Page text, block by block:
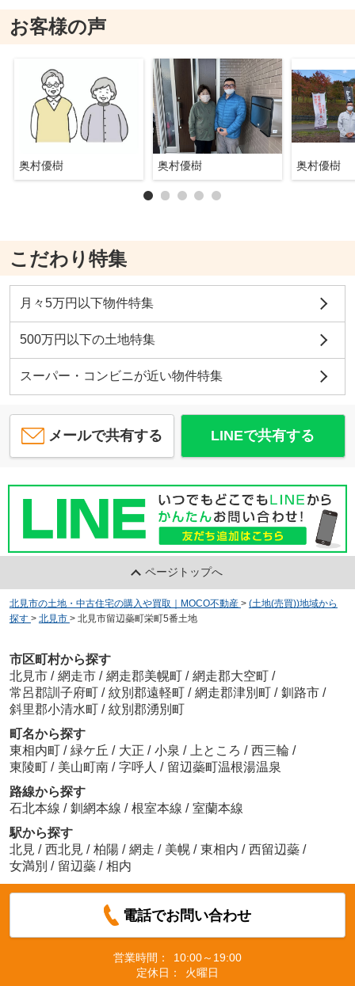
お客様の声
奥村優樹 奥村優樹 奥村優樹
こだわり特集
月々5万円以下物件特集
500万円以下の土地特集
スーパー・コンビニが近い物件特集
メールで共有する LINEで共有する
ページトップへ
北見市の土地・中古住宅の購入や買取｜MOCO不動産 > (土地(売買))地域から
探す > 北見市 > 北見市留辺蘂町栄町5番土地
市区町村から探す
北見市 / 網走市 / 網走郡美幌町 / 網走郡大空町 /
常呂郡訓子府町 / 紋別郡遠軽町 / 網走郡津別町 / 釧路市 /
斜里郡小清水町 / 紋別郡湧別町
町名から探す
東相内町 / 緑ケ丘 / 大正 / 小泉 / 上ところ / 西三輪 /
東陵町 / 美山町南 / 字呼人 / 留辺蘂町温根湯温泉
路線から探す
石北本線 / 釧網本線 / 根室本線 / 室蘭本線
駅から探す
北見 / 西北見 / 柏陽 / 網走 / 美幌 / 東相内 / 西留辺蘂 /
女満別 / 留辺蘂 / 相内
電話でお問い合わせ
営業時間：
10:00～19:00
定休日：
火曜日